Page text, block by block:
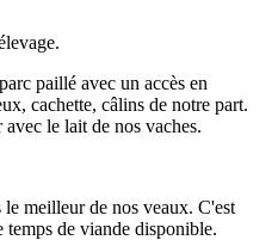
paillé avec un accès en
cachette, câlins de notre part.
le lait de nos vaches.
meilleur de nos veaux. C'est
de viande disponible.